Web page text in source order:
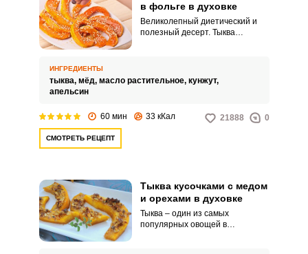
в фольге в духовке
Великолепный диетический и
полезный десерт. Тыква
ИНГРЕДИЕНТЫ
тыква, мёд, масло растительное, кунжут,
апельсин
60 мин 33 кКал 21888 0
СМОТРЕТЬ РЕЦЕПТ
Тыква кусочками с медом
и орехами в духовке
Тыква – один из самых
популярных овощей в
или